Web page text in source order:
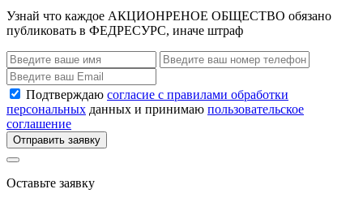
Узнай что каждое АКЦИОНРЕНОЕ ОБЩЕСТВО обязано
публиковать в ФЕДРЕСУРС, иначе штраф
Подтверждаю согласие с правилами обработки
персональных данных и принимаю пользовательское
соглашение
Отправить заявку
Оставьте заявку